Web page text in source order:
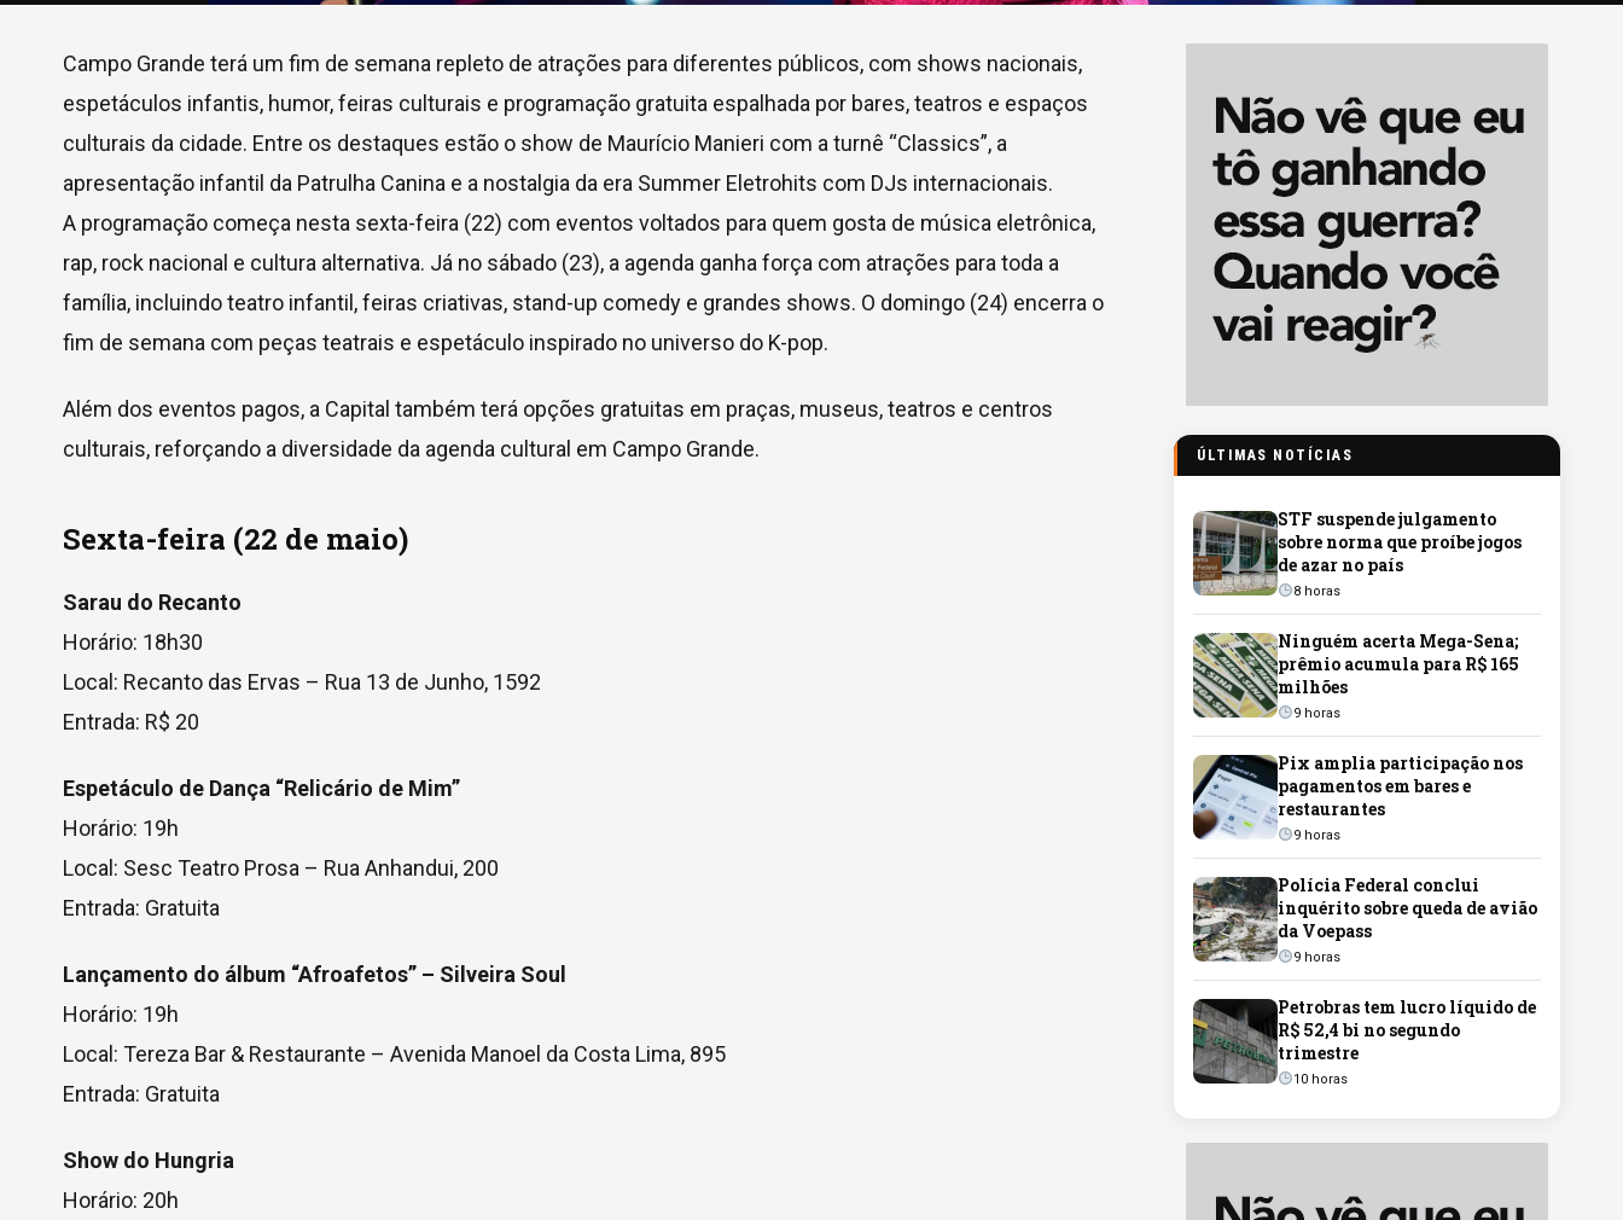
Campo Grande terá um fim de semana repleto de atrações para diferentes públicos, com shows nacionais,
espetáculos infantis, humor, feiras culturais e programação gratuita espalhada por bares, teatros e espaços
culturais da cidade. Entre os destaques estão o show de Maurício Manieri com a turnê “Classics”, a
apresentação infantil da Patrulha Canina e a nostalgia da era Summer Eletrohits com DJs internacionais.
A programação começa nesta sexta-feira (22) com eventos voltados para quem gosta de música eletrônica,
rap, rock nacional e cultura alternativa. Já no sábado (23), a agenda ganha força com atrações para toda a
família, incluindo teatro infantil, feiras criativas, stand-up comedy e grandes shows. O domingo (24) encerra o
fim de semana com peças teatrais e espetáculo inspirado no universo do K-pop.
Além dos eventos pagos, a Capital também terá opções gratuitas em praças, museus, teatros e centros
culturais, reforçando a diversidade da agenda cultural em Campo Grande.
Sexta-feira (22 de maio)
Sarau do Recanto
Horário: 18h30
Local: Recanto das Ervas – Rua 13 de Junho, 1592
Entrada: R$ 20
Espetáculo de Dança “Relicário de Mim”
Horário: 19h
Local: Sesc Teatro Prosa – Rua Anhandui, 200
Entrada: Gratuita
Lançamento do álbum “Afroafetos” – Silveira Soul
Horário: 19h
Local: Tereza Bar & Restaurante – Avenida Manoel da Costa Lima, 895
Entrada: Gratuita
Show do Hungria
Horário: 20h
ÚLTIMAS NOTÍCIAS
STF suspende julgamento
sobre norma que proíbe jogos
de azar no país
8 horas
Ninguém acerta Mega-Sena;
prêmio acumula para R$ 165
milhões
9 horas
Pix amplia participação nos
pagamentos em bares e
restaurantes
9 horas
Polícia Federal conclui
inquérito sobre queda de avião
da Voepass
9 horas
Petrobras tem lucro líquido de
R$ 52,4 bi no segundo
trimestre
10 horas